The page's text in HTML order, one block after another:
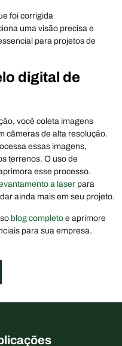
foi corrigida
uma visão precisa e
para projetos de
digital de
você coleta imagens
câmeras de alta resolução.
essas imagens,
terrenos. O uso de
esse processo.
a laser para
ainda mais em seu projeto.
blog completo e aprimore
para sua empresa.